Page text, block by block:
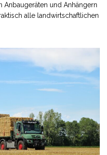
und Anhängern
alle landwirtschaftlichen